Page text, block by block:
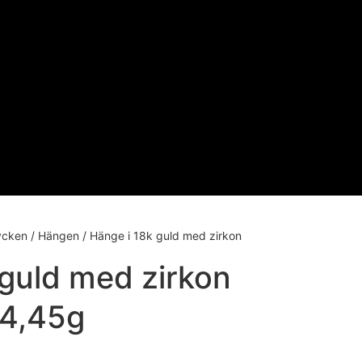
/ Hängen / Hänge i 18k guld med zirkon
med zirkon